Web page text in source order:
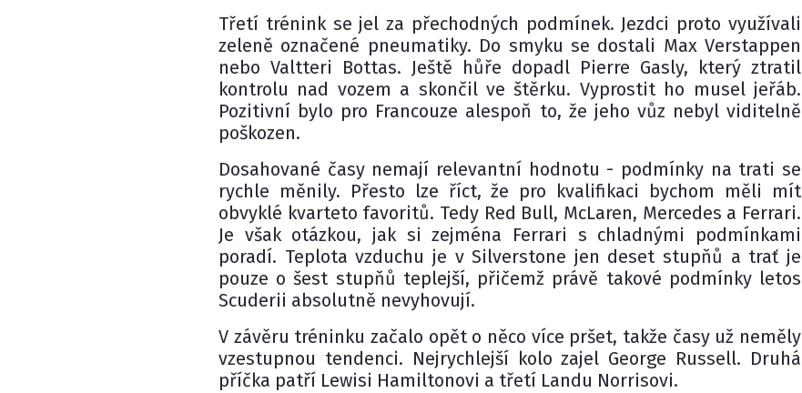
Třetí trénink se jel za přechodných podmínek. Jezdci proto využívali
zeleně označené pneumatiky. Do smyku se dostali Max Verstappen
nebo Valtteri Bottas. Ještě hůře dopadl Pierre Gasly, který ztratil
kontrolu nad vozem a skončil ve štěrku. Vyprostit ho musel jeřáb.
Pozitivní bylo pro Francouze alespoň to, že jeho vůz nebyl viditelně
poškozen.
Dosahované časy nemají relevantní hodnotu - podmínky na trati se
rychle měnily. Přesto lze říct, že pro kvalifikaci bychom měli mít
obvyklé kvarteto favoritů. Tedy Red Bull, McLaren, Mercedes a Ferrari.
Je však otázkou, jak si zejména Ferrari s chladnými podmínkami
poradí. Teplota vzduchu je v Silverstone jen deset stupňů a trať je
pouze o šest stupňů teplejší, přičemž právě takové podmínky letos
Scuderii absolutně nevyhovují.
V závěru tréninku začalo opět o něco více pršet, takže časy už neměly
vzestupnou tendenci. Nejrychlejší kolo zajel George Russell. Druhá
příčka patří Lewisi Hamiltonovi a třetí Landu Norrisovi.